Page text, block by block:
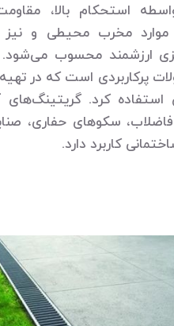
استحکام بالا،
موارد مخرب محیطی و نیز
ارزشمند محسوب می‌شود.
پرکاربردی است که در
استفاده کرد. گریتینگ‌های
سکوهای حفاری،
کاربرد دارد.